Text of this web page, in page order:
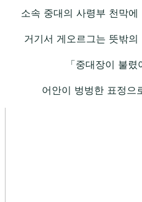
소속 중대의 사령부 천막에
거기서 게오르그는 뜻밖의
「중대장이 불렸
어안이 벙벙한 표정으